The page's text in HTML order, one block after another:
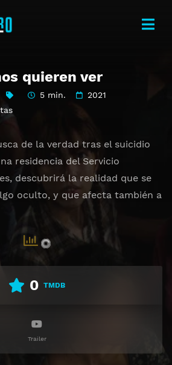
quieren ver
5 min.
2021
de la verdad tras el suicidio
residencia del Servicio
descubrirá la realidad que se
oculto, y que afecta también a
0 TMDB
Trailer